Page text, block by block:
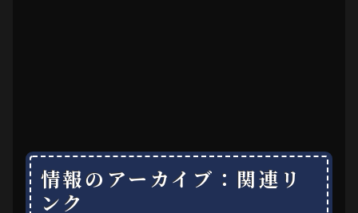
情報のアーカイブ：関連リ
ンク